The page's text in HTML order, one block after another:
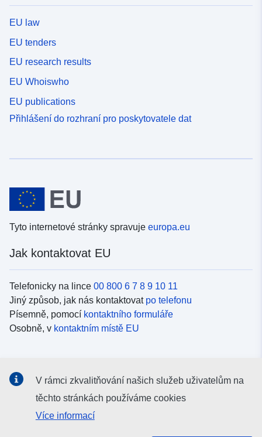
EU law
EU tenders
EU research results
EU Whoiswho
EU publications
Přihlášení do rozhraní pro poskytovatele dat
Tyto internetové stránky spravuje europa.eu
Jak kontaktovat EU
Telefonicky na lince 00 800 6 7 8 9 10 11
Jiný způsob, jak nás kontaktovat po telefonu
Písemně, pomocí kontaktního formuláře
Osobně, v kontaktním místě EU
Vyhledávání informačních kanálů EU vsociálních médiích
V rámci zkvalitňování našich služeb uživatelům na
těchto stránkách používáme cookies
Více informací